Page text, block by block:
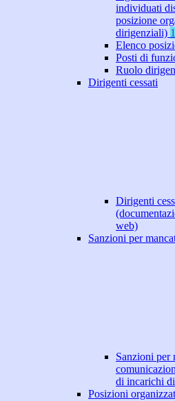
individuati
posizione
dirigenziali)
Elenco
Posti di
Ruolo
Dirigenti cessati
Dirigenti
web)
Sanzioni per
Sanzioni per
di incarichi
Posizioni